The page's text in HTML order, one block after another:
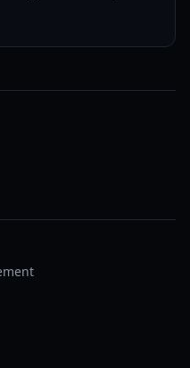
nennen oder